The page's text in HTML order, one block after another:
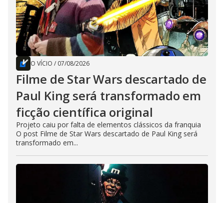
O VÍCIO / 07/08/2026
Filme de Star Wars descartado de
Paul King será transformado em
ficção científica original
Projeto caiu por falta de elementos clássicos da franquia
O post Filme de Star Wars descartado de Paul King será
transformado em...